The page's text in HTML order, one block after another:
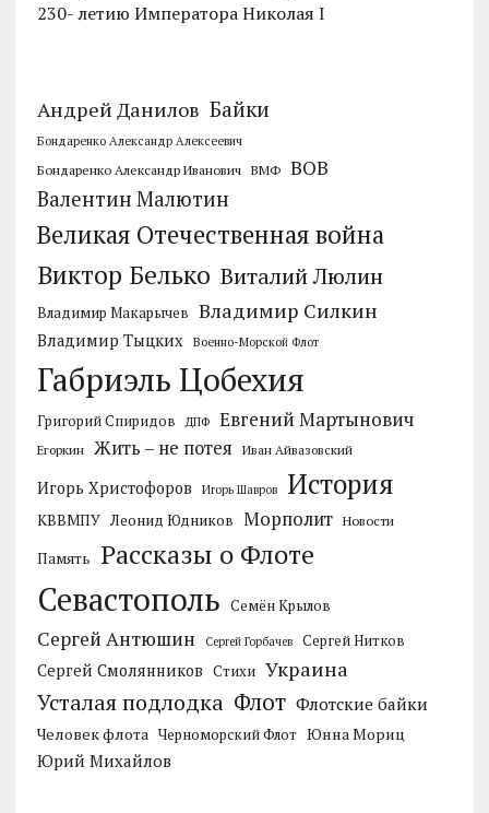
230- летию Императора Николая I
Андрей Данилов Байки
Бондаренко Александр Алексеевич
Бондаренко Александр Иванович ВМФ ВОВ
Валентин Малютин
Великая Отечественная война
Виктор Белько Виталий Люлин
Владимир Макарычев Владимир Силкин
Владимир Тыцких Военно-Морской Флот
Габриэль Цобехия
Григорий Спиридов ДПФ Евгений Мартынович
Егоркин Жить – не потея Иван Айвазовский
Игорь Христофоров Игорь Шавров История
КВВМПУ Леонид Юдников Морполит Новости
Память Рассказы о Флоте
Севастополь Семён Крылов
Сергей Антюшин Сергей Горбачев Сергей Нитков
Сергей Смолянников Стихи Украина
Усталая подлодка Флот Флотские байки
Человек флота Черноморский Флот Юнна Мориц
Юрий Михайлов